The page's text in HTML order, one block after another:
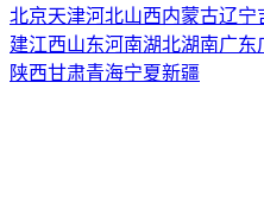
北京天津河北山西内蒙古辽宁
建江西山东河南湖北湖南广东
陕西甘肃青海宁夏新疆